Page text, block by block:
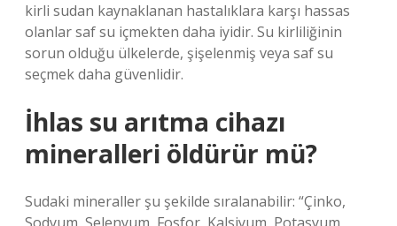
kirli sudan kaynaklanan hastalıklara karşı hassas
olanlar saf su içmekten daha iyidir. Su kirliliğinin
sorun olduğu ülkelerde, şişelenmiş veya saf su
seçmek daha güvenlidir.
İhlas su arıtma cihazı
mineralleri öldürür mü?
Sudaki mineraller şu şekilde sıralanabilir: “Çinko,